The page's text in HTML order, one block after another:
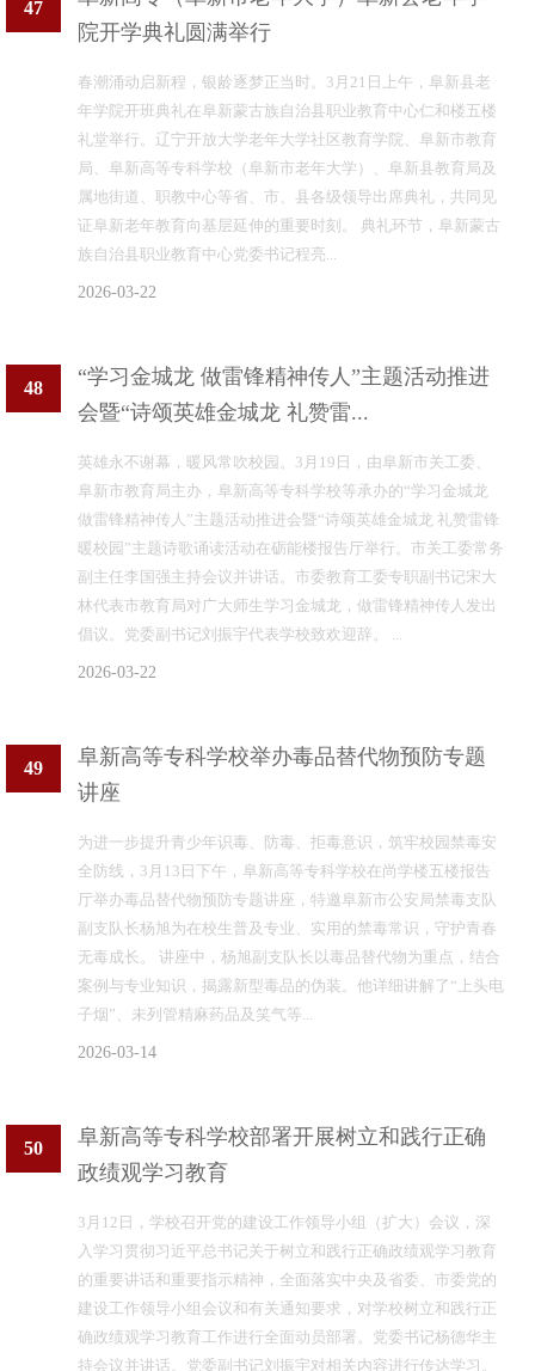
47
院开学典礼圆满举行
春潮涌动启新程，银龄逐梦正当时。3月21日上午，阜新县老
年学院开班典礼在阜新蒙古族自治县职业教育中心仁和楼五楼
礼堂举行。辽宁开放大学老年大学社区教育学院、阜新市教育
局、阜新高等专科学校（阜新市老年大学）、阜新县教育局及
属地街道、职教中心等省、市、县各级领导出席典礼，共同见
证阜新老年教育向基层延伸的重要时刻。 典礼环节，阜新蒙古
族自治县职业教育中心党委书记程亮...
2026-03-22
48
“学习金城龙 做雷锋精神传人”主题活动推进
会暨“诗颂英雄金城龙 礼赞雷...
英雄永不谢幕，暖风常吹校园。3月19日，由阜新市关工委、
阜新市教育局主办，阜新高等专科学校等承办的“学习金城龙
做雷锋精神传人”主题活动推进会暨“诗颂英雄金城龙 礼赞雷锋
暖校园”主题诗歌诵读活动在砺能楼报告厅举行。市关工委常务
副主任李国强主持会议并讲话。市委教育工委专职副书记宋大
林代表市教育局对广大师生学习金城龙，做雷锋精神传人发出
倡议。党委副书记刘振宇代表学校致欢迎辞。 ...
2026-03-22
49
阜新高等专科学校举办毒品替代物预防专题
讲座
为进一步提升青少年识毒、防毒、拒毒意识，筑牢校园禁毒安
全防线，3月13日下午，阜新高等专科学校在尚学楼五楼报告
厅举办毒品替代物预防专题讲座，特邀阜新市公安局禁毒支队
副支队长杨旭为在校生普及专业、实用的禁毒常识，守护青春
无毒成长。 讲座中，杨旭副支队长以毒品替代物为重点，结合
案例与专业知识，揭露新型毒品的伪装。他详细讲解了“上头电
子烟”、未列管精麻药品及笑气等...
2026-03-14
50
阜新高等专科学校部署开展树立和践行正确
政绩观学习教育
3月12日，学校召开党的建设工作领导小组（扩大）会议，深
入学习贯彻习近平总书记关于树立和践行正确政绩观学习教育
的重要讲话和重要指示精神，全面落实中央及省委、市委党的
建设工作领导小组会议和有关通知要求，对学校树立和践行正
确政绩观学习教育工作进行全面动员部署。党委书记杨德华主
持会议并讲话。党委副书记刘振宇对相关内容进行传达学习。